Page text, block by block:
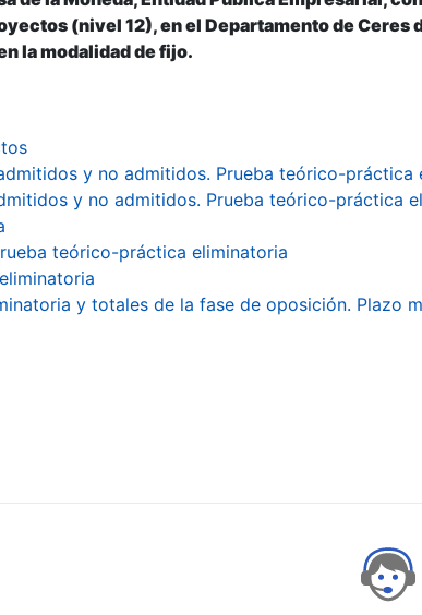
(nivel 12), en el Departamento de Ceres
la modalidad de fijo.
y no admitidos. Prueba teórico-práctica
y no admitidos. Prueba teórico-práctica
teórico-práctica eliminatoria
y totales de la fase de oposición. Plazo